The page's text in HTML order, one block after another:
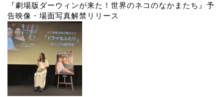
『劇場版ダーウィンが来た！世界のネコのなかまたち』予
告映像・場面写真解禁リリース